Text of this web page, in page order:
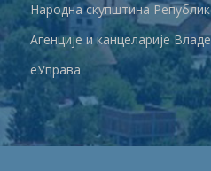
Народна скупштина
Агенције и канцеларије
еУправа